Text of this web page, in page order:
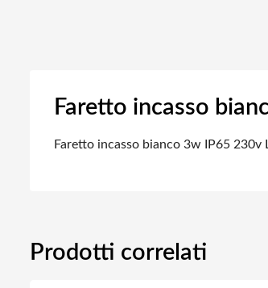
Faretto incasso
Faretto incasso bianco 3w IP65 230v
Prodotti correlati